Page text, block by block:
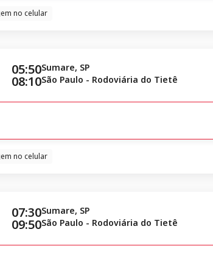
no celular
05:50
08:10
Sumare, SP
São Paulo - Rodoviária do Tietê
no celular
07:30
09:50
Sumare, SP
São Paulo - Rodoviária do Tietê